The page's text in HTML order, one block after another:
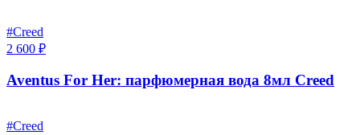
#Creed
2 600 ₽
Aventus For Her: парфюмерная вода 8мл Creed
#Creed